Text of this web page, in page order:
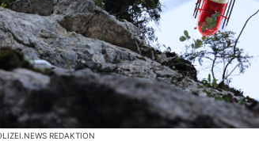
REDAKTION